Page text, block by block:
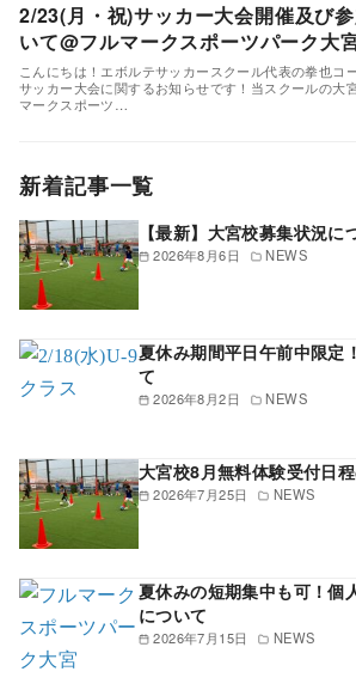
2/23(月・祝)サッカー大会開催及び
いて@フルマークスポーツパーク大
こんにちは！エボルテサッカースクール代表の拳也コ
サッカー大会に関するお知らせです！当スクールの大
マークスポーツ…
新着記事一覧
2026年8月6日 NEWS
【最新】大宮校募集状況に
2026年8月2日 NEWS
夏休み期間平日午前中限定
て
2026年7月25日 NEWS
大宮校8月無料体験受付日
2026年7月15日 NEWS
夏休みの短期集中も可！個
について